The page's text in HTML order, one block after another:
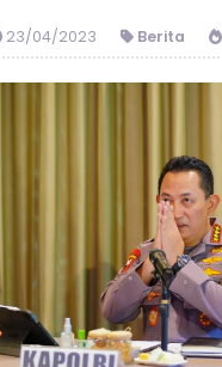
23/04/2023 Berita